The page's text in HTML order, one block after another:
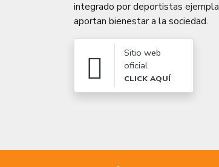
integrado por deportistas
aportan bienestar a la sociedad.
Sitio web
oficial
CLICK AQUÍ